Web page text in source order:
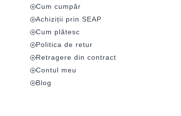
Cum cumpăr
Achiziții prin SEAP
Cum plătesc
Politica de retur
Retragere din contract
Contul meu
Blog